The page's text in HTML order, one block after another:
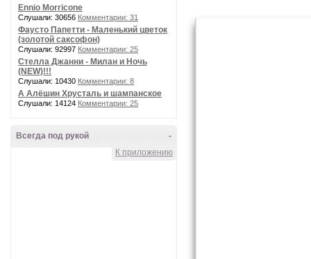
Ennio Morricone
Слушали: 30656 Комментарии: 31
Фаусто Папетти - Маленький цветок
(золотой саксофон)
Слушали: 92997 Комментарии: 25
Стелла Джанни - Милан и Ночь
(NEW)!!!
Слушали: 10430 Комментарии: 8
А Алёшин Хрусталь и шампанское
Слушали: 14124 Комментарии: 25
-
Всегда под рукой
К приложению